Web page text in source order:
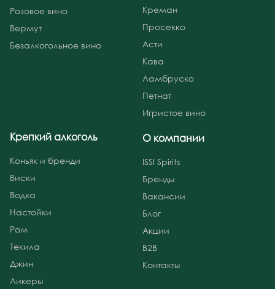
Розовое вино
Вермут
Безалкогольное вино
Креман
Просекко
Асти
Кава
Ламбруско
Петнат
Игристое вино
Крепкий алкоголь
Коньяк и бренди
Виски
Водка
Настойки
Ром
Текила
Джин
Ликеры
О компании
ISSI Spirits
Бренды
Вакансии
Блог
Акции
B2B
Контакты